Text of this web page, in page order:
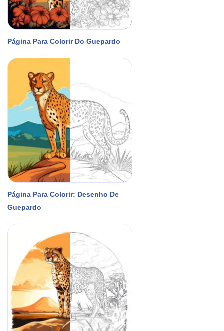
Página Para Colorir Do Guepardo
Página Para Colorir: Desenho De
Guepardo